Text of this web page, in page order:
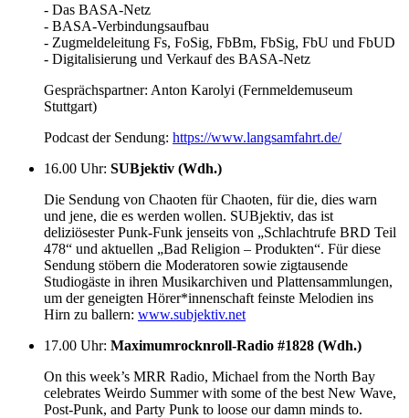
- Das BASA-Netz
- BASA-Verbindungsaufbau
- Zugmeldeleitung Fs, FoSig, FbBm, FbSig, FbU und FbUD
- Digitalisierung und Verkauf des BASA-Netz
Gesprächspartner: Anton Karolyi (Fernmeldemuseum
Stuttgart)
Podcast der Sendung: https://www.langsamfahrt.de/
16.00 Uhr: SUBjektiv (Wdh.)
Die Sendung von Chaoten für Chaoten, für die, dies warn
und jene, die es werden wollen. SUBjektiv, das ist
deliziösester Punk-Funk jenseits von „Schlachtrufe BRD Teil
478“ und aktuellen „Bad Religion – Produkten“. Für diese
Sendung stöbern die Moderatoren sowie zigtausende
Studiogäste in ihren Musikarchiven und Plattensammlungen,
um der geneigten Hörer*innenschaft feinste Melodien ins
Hirn zu ballern: www.subjektiv.net
17.00 Uhr: Maximumrocknroll-Radio #1828 (Wdh.)
On this week’s MRR Radio, Michael from the North Bay
celebrates Weirdo Summer with some of the best New Wave,
Post-Punk, and Party Punk to loose our damn minds to.